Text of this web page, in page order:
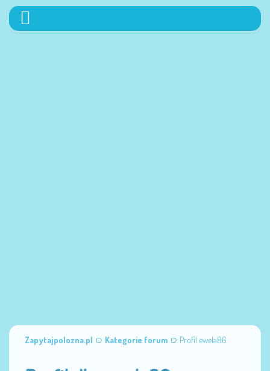
Zapytajpolozna.pl Kategorie forum Profil ewela86